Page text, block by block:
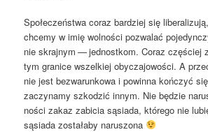
Spo­łe­czeń­stwa coraz bar­dziej się
chce­my w imię wol­no­ści pozwa­lać
nie skraj­nym — jed­nost­kom. Coraz czę­ściej
tym gra­ni­ce wszel­kiej oby­cza­jo­wo­ści. A
nie jest bez­wa­run­ko­wa i powin­na koń­czyć
zaczy­na­my szko­dzić innym. Nie będzie
no­ści zakaz zabi­cia sąsia­da, któ­re­go nie
sąsia­da zosta­ła­by naruszona